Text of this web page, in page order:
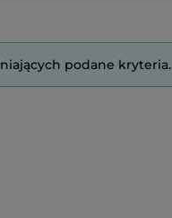
podane kryteria.